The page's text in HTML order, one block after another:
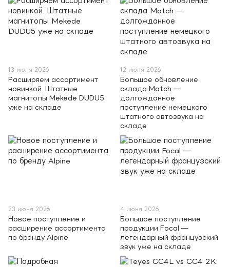
13 июля 2026
Расширяем ассортимент
новинкой. Штатные
магнитолы Mekede DUDU5
уже на складе
12 июля 2026
Большое обновление
склада Match —
долгожданное
поступление немецкого
штатного автозвука на
складе
23 июня 2026
Новое поступление и
расширение ассортимента
по бренду Alpine
4 июня 2026
Большое поступление
продукции Focal —
легендарный французский
звук уже на складе